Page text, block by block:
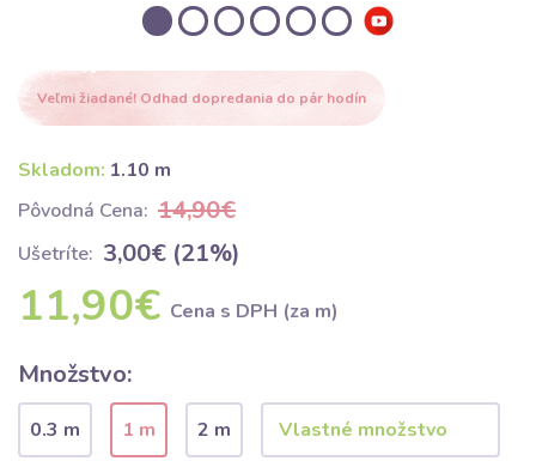
Veľmi žiadané! Odhad dopredania do pár hodín
Skladom: 1.10 m
Pôvodná Cena: 14,90€
Ušetríte: 3,00€ (21%)
11,90€ Cena s DPH (za m)
Množstvo:
0.3 m 1 m
2 m